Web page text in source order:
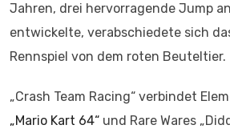
Jahren, drei hervorragende Jump
entwickelte, verabschiedete sich
Rennspiel von dem roten Beuteltier.
„Crash Team Racing“ verbindet
„Mario Kart 64“ und Rare Wares